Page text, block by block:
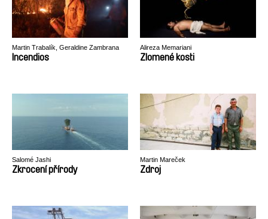
Martin Trabalík, Geraldine Zambrana
Velez
Incendios
Alireza Memariani
Zlomené kosti
Salomé Jashi
Zkrocení přírody
Martin Mareček
Zdroj